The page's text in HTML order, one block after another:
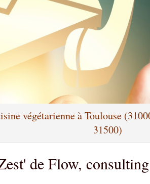
végétarienne à Toulouse
31500)
de Flow,